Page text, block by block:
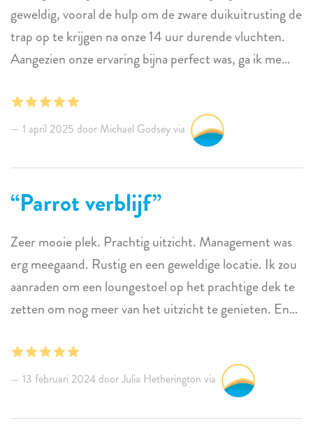
geweldig, vooral de hulp om de zware duikuitrusting de
trap op te krijgen na onze 14 uur durende vluchten.
Aangezien onze ervaring bijna perfect was, ga ik me
aangenamer zouden maken. Vanwege de prachtige
locatie in het gebouw, is de veranda windstil en
muggen concentreren zich daar, waardoor de veranda
minder dan ideaal is om te gebruiken. Het zou helpen
om 1 of 2 box fans voor de porch te hebben.
Aangezien we in de toekomst waarschijnlijk in
Parrotfish zullen verblijven, zouden we bereid zijn om
de kosten van een ventilator te betalen en deze daar
achter te laten voor ieders gebruik. Ten tweede is er
beter kookgerei nodig, zoals een grotere pan. Ik zal
Voel je vrij om deze recensie te bewerken.
1 april 2025 door Michael Godsey via
Parrot verblijf
Zeer mooie plek. Prachtig uitzicht. Management was
erg meegaand. Rustig en een geweldige locatie. Ik zou
aanraden om een loungestoel op het prachtige dek te
zetten om nog meer van het uitzicht te genieten. En
accommodatie niet voor meer toiletpapier zorgde...en
van de gast eiste dat hij voor meer zorgde. MAAR, we
zouden er weer verblijven en zullen het aanbevelen aan
anderen.
13 februari 2024 door Julia Hetherington via